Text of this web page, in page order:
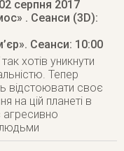
серпня 2017
. Сеанси (3D):
. Сеанси: 10:00
хотів уникнути
Тепер
відстоювати своє
на цій планеті в